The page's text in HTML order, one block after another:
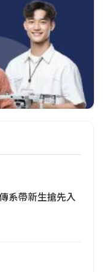
系帶新生搶先入